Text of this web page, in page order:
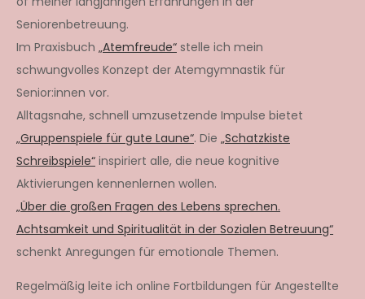
Seniorenbetreuung.
Im Praxisbuch „Atemfreude“ stelle ich mein
schwungvolles Konzept der Atemgymnastik für
Senior:innen vor.
Alltagsnahe, schnell umzusetzende Impulse bietet
„Gruppenspiele für gute Laune“. Die „Schatzkiste
Schreibspiele“ inspiriert alle, die neue kognitive
Aktivierungen kennenlernen wollen.
„Über die großen Fragen des Lebens sprechen.
Achtsamkeit und Spiritualität in der Sozialen Betreuung“
schenkt Anregungen für emotionale Themen.
Regelmäßig leite ich online Fortbildungen für Angestellte